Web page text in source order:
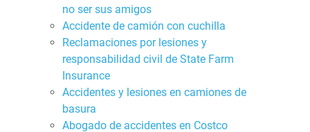
no ser sus amigos
Accidente de camión con cuchilla
Reclamaciones por lesiones y
responsabilidad civil de State Farm
Insurance
Accidentes y lesiones en camiones de
basura
Abogado de accidentes en Costco